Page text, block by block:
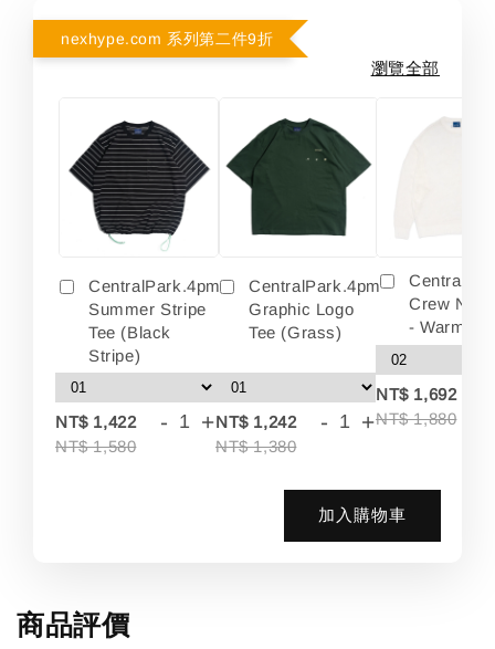
nexhype.com 系列第二件9折
瀏覽全部
CentralPark.4pm
Summer Stripe
Tee (Black
Stripe)
NT$ 1,422
NT$ 1,580
- +
CentralPark.4pm
Graphic Logo
Tee (Grass)
NT$ 1,242
NT$ 1,380
- +
Crew
- Warm
NT$ 1,692
NT$ 1,880
加入購物車
商品評價